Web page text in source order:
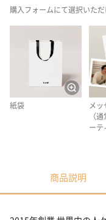
購入フォームにて選択いた
紙袋
メ
（
ーテ
商品説明